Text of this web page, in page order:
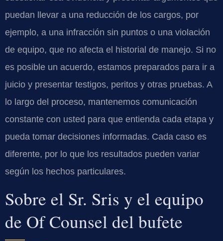
puedan llevar a una reducción de los cargos, por
ejemplo, a una infracción sin puntos o una violación
de equipo, que no afecta el historial de manejo. Si no
es posible un acuerdo, estamos preparados para ir a
juicio y presentar testigos, peritos y otras pruebas. A
lo largo del proceso, mantenemos comunicación
constante con usted para que entienda cada etapa y
pueda tomar decisiones informadas. Cada caso es
diferente, por lo que los resultados pueden variar
según los hechos particulares.
Sobre el Sr. Sris y el equipo
de Of Counsel del bufete